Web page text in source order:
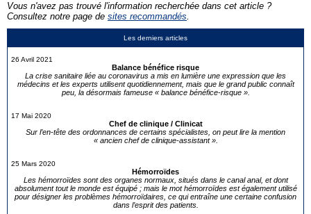
Les derniers articles
26 Avril 2021
Balance bénéfice risque
La crise sanitaire liée au coronavirus a mis en lumière une expression que les
médecins et les experts utilisent quotidiennement, mais que le grand public connaît
peu, la désormais fameuse « balance bénéfice-risque ».
17 Mai 2020
Chef de clinique / Clinicat
Sur l’en-tête des ordonnances de certains spécialistes, on peut lire la mention
« ancien chef de clinique-assistant ».
25 Mars 2020
Hémorroïdes
Les hémorroïdes sont des organes normaux, situés dans le canal anal, et dont
absolument tout le monde est équipé ; mais le mot hémorroïdes est également utilisé
pour désigner les problèmes hémorroïdaires, ce qui entraîne une certaine confusion
dans l’esprit des patients.
Vous n'avez pas trouvé l'information recherchée dans cet article ?
Consultez notre page de sites recommandés.